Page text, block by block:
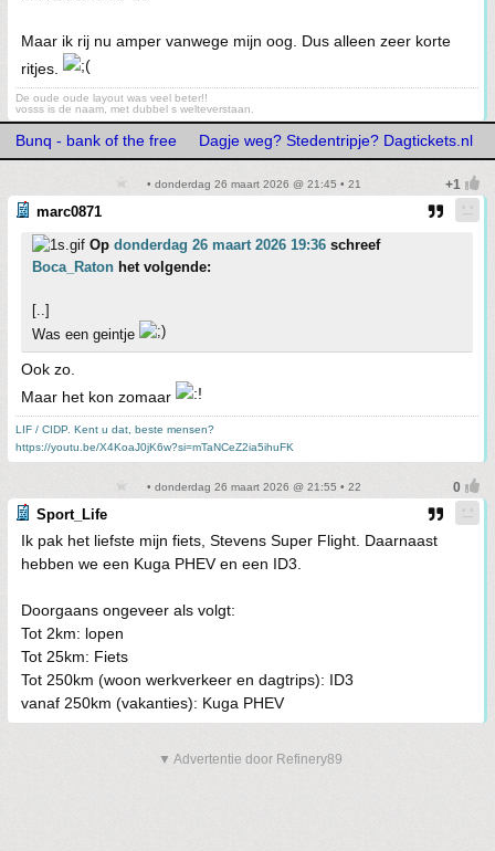
Maar ik rij nu amper vanwege mijn oog. Dus alleen zeer korte
ritjes.
De oude oude layout was veel beter!!
vosss is de naam, met dubbel s welteverstaan.
Bunq - bank of the free Dagje weg? Stedentripje? Dagtickets.nl
• donderdag 26 maart 2026 @ 21:45 • 21
marc0871
Op donderdag 26 maart 2026 19:36 schreef
Boca_Raton het volgende:
[..]
Was een geintje
Ook zo.
Maar het kon zomaar
LIF / CIDP. Kent u dat, beste mensen?
https://youtu.be/X4KoaJ0jK6w?si=mTaNCeZ2ia5ihuFK
• donderdag 26 maart 2026 @ 21:55 • 22
Sport_Life
Ik pak het liefste mijn fiets, Stevens Super Flight. Daarnaast
hebben we een Kuga PHEV en een ID3.
Doorgaans ongeveer als volgt:
Tot 2km: lopen
Tot 25km: Fiets
Tot 250km (woon werkverkeer en dagtrips): ID3
vanaf 250km (vakanties): Kuga PHEV
▼ Advertentie door Refinery89